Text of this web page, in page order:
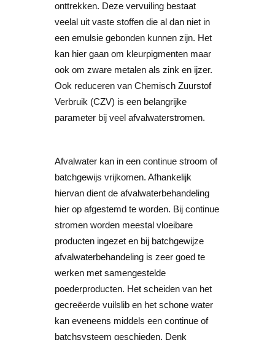
onttrekken. Deze vervuiling bestaat
veelal uit vaste stoffen die al dan niet in
een emulsie gebonden kunnen zijn. Het
kan hier gaan om kleurpigmenten maar
ook om zware metalen als zink en ijzer.
Ook reduceren van Chemisch Zuurstof
Verbruik (CZV) is een belangrijke
parameter bij veel afvalwaterstromen.
Afvalwater kan in een continue stroom of
batchgewijs vrijkomen. Afhankelijk
hiervan dient de afvalwaterbehandeling
hier op afgestemd te worden. Bij continue
stromen worden meestal vloeibare
producten ingezet en bij batchgewijze
afvalwaterbehandeling is zeer goed te
werken met samengestelde
poederproducten. Het scheiden van het
gecreëerde vuilslib en het schone water
kan eveneens middels een continue of
batchsysteem geschieden. Denk